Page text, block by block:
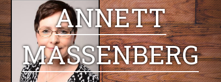
ANNETT
MASSENBERG